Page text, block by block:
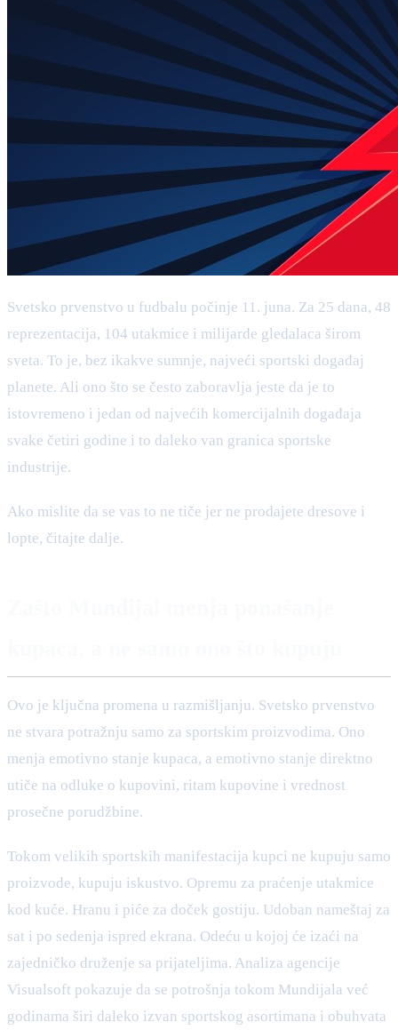
Svetsko prvenstvo u fudbalu počinje 11. juna. Za 25 dana, 48
reprezentacija, 104 utakmice i milijarde gledalaca širom
sveta. To je, bez ikakve sumnje, najveći sportski događaj
planete. Ali ono što se često zaboravlja jeste da je to
istovremeno i jedan od najvećih komercijalnih događaja
svake četiri godine i to daleko van granica sportske
industrije.
Ako mislite da se vas to ne tiče jer ne prodajete dresove i
lopte, čitajte dalje.
Ovo je ključna promena u razmišljanju. Svetsko prvenstvo
ne stvara potražnju samo za sportskim proizvodima. Ono
menja emotivno stanje kupaca, a emotivno stanje direktno
utiče na odluke o kupovini, ritam kupovine i vrednost
prosečne porudžbine.
Tokom velikih sportskih manifestacija kupci ne kupuju samo
proizvode, kupuju iskustvo. Opremu za praćenje utakmice
kod kuće. Hranu i piće za doček gostiju. Udoban nameštaj za
sat i po sedenja ispred ekrana. Odeću u kojoj će izaći na
zajedničko druženje sa prijateljima. Analiza agencije
Visualsoft pokazuje da se potrošnja tokom Mundijala već
godinama širi daleko izvan sportskog asortimana i obuhvata